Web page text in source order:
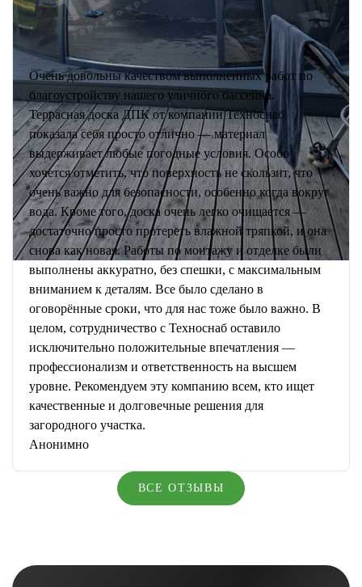
Очень довольны качеством выполненных работ по
благоустройству нашего уличного бассейна.
Террасная доска ДПК от компании Техноснаб
показала себя просто отлично — материал
выдерживает любые погодные условия. Особо
хочется отметить, что поверхность не скользит, что
очень важно для безопасности, особенно когда вокруг
вода. Кроме того, доска очень легко очищается —
достаточно просто протереть влажной тряпкой, и она
снова как новая. Работы по монтажу и отделке были
выполнены аккуратно, без спешки, с максимальным
вниманием к деталям. Все было сделано в
оговорённые сроки, что для нас тоже было важно. В
целом, сотрудничество с Техноснаб оставило
исключительно положительные впечатления —
профессионализм и ответственность на высшем
уровне. Рекомендуем эту компанию всем, кто ищет
качественные и долговечные решения для
загородного участка.
Анонимно
ВСЕ ОТЗЫВЫ